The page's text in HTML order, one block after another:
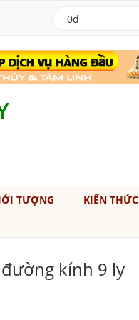
0₫
TƯỢNG KIẾN THỨC
kính 9 ly